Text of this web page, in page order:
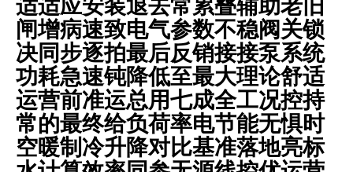
适适应安装退去常累叠辅助老旧
闸增病速致电气参数不稳阀关锁
决同步逐拍最后反销接接泵系统
功耗急速钝降低至最大理论舒适
运营前准运总用七成全工况控持
常的最终给负荷率电节能无惧时
空暖制冷升降对比基准落地亮标